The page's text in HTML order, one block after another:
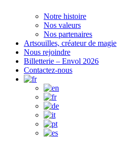
Notre histoire
Nos valeurs
Nos partenaires
Artsouilles, créateur de magie
Nous rejoindre
Billetterie – Envol 2026
Contactez-nous